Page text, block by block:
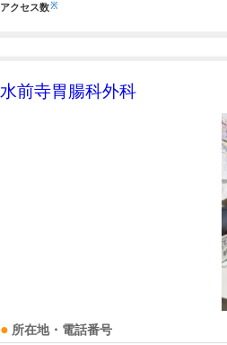
アクセス数※
水前寺胃腸科外科
所在地・電話番号